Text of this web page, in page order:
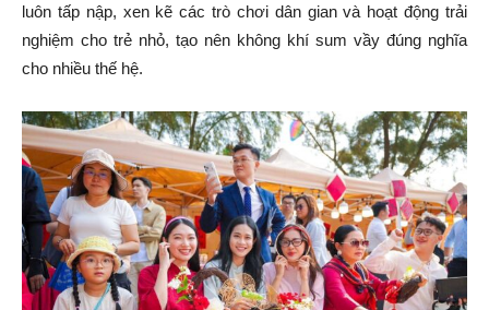
luôn tấp nập, xen kẽ các trò chơi dân gian và hoạt động trải
nghiệm cho trẻ nhỏ, tạo nên không khí sum vầy đúng nghĩa
cho nhiều thế hệ.